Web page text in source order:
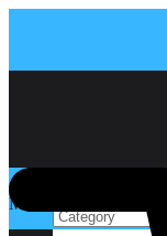
Menu